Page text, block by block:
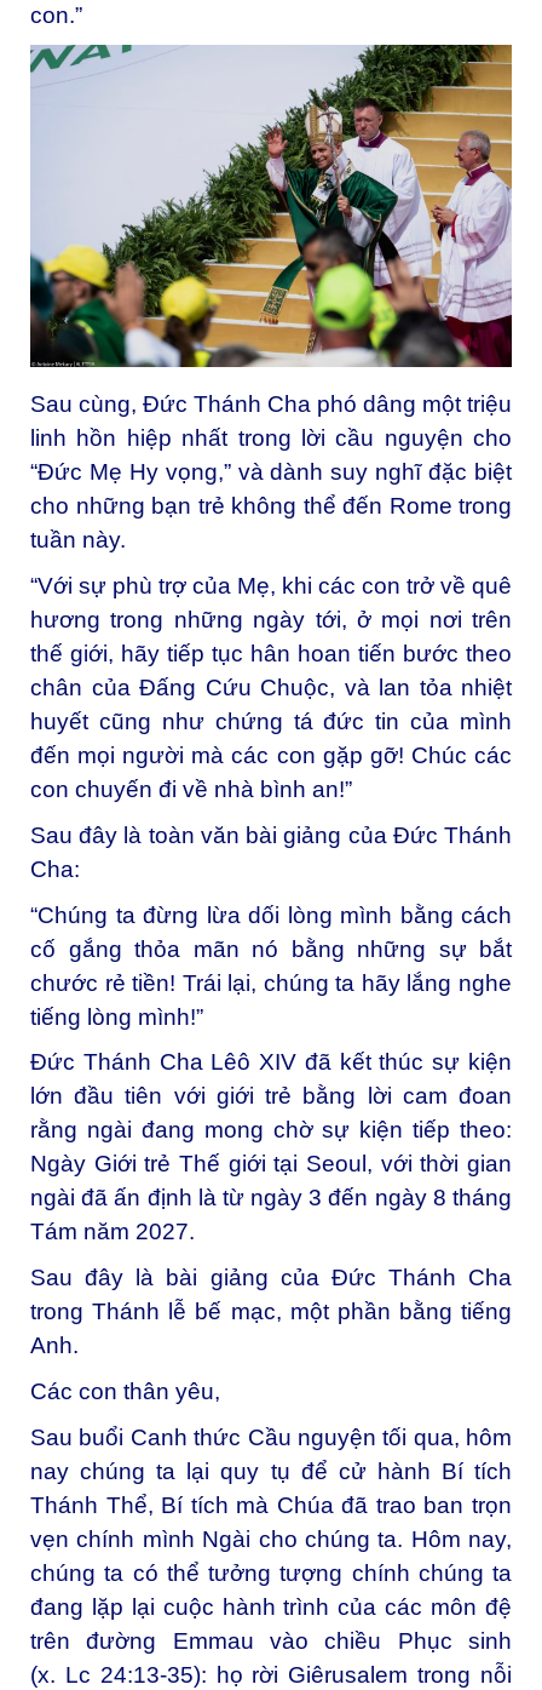
con.”
Sau cùng, Đức Thánh Cha phó dâng một triệu
linh hồn hiệp nhất trong lời cầu nguyện cho
“Đức Mẹ Hy vọng,” và dành suy nghĩ đặc biệt
cho những bạn trẻ không thể đến Rome trong
tuần này.
“Với sự phù trợ của Mẹ, khi các con trở về quê
hương trong những ngày tới, ở mọi nơi trên
thế giới, hãy tiếp tục hân hoan tiến bước theo
chân của Đấng Cứu Chuộc, và lan tỏa nhiệt
huyết cũng như chứng tá đức tin của mình
đến mọi người mà các con gặp gỡ! Chúc các
con chuyến đi về nhà bình an!”
Sau đây là toàn văn bài giảng của Đức Thánh
Cha:
“Chúng ta đừng lừa dối lòng mình bằng cách
cố gắng thỏa mãn nó bằng những sự bắt
chước rẻ tiền! Trái lại, chúng ta hãy lắng nghe
tiếng lòng mình!”
Đức Thánh Cha Lêô XIV đã kết thúc sự kiện
lớn đầu tiên với giới trẻ bằng lời cam đoan
rằng ngài đang mong chờ sự kiện tiếp theo:
Ngày Giới trẻ Thế giới tại Seoul, với thời gian
ngài đã ấn định là từ ngày 3 đến ngày 8 tháng
Tám năm 2027.
Sau đây là bài giảng của Đức Thánh Cha
trong Thánh lễ bế mạc, một phần bằng tiếng
Anh.
Các con thân yêu,
Sau buổi Canh thức Cầu nguyện tối qua, hôm
nay chúng ta lại quy tụ để cử hành Bí tích
Thánh Thể, Bí tích mà Chúa đã trao ban trọn
vẹn chính mình Ngài cho chúng ta. Hôm nay,
chúng ta có thể tưởng tượng chính chúng ta
đang lặp lại cuộc hành trình của các môn đệ
trên đường Emmau vào chiều Phục sinh
(x. Lc 24:13-35): họ rời Giêrusalem trong nỗi